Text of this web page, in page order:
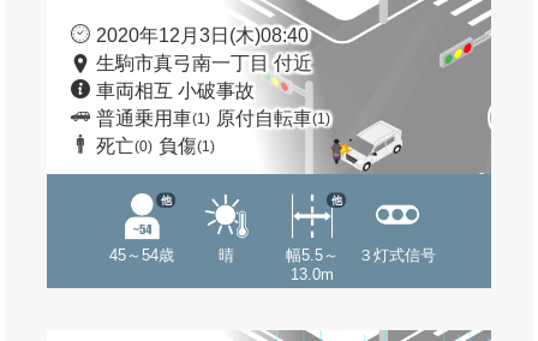
2020年12月3日(木)08:40
生駒市真弓南一丁目 付近
車両相互 小破事故
普通乗用車(1) 原付自転車(1)
死亡(0) 負傷(1)
45～54歳
他
晴
幅5.5～
13.0m
他
３灯式信号